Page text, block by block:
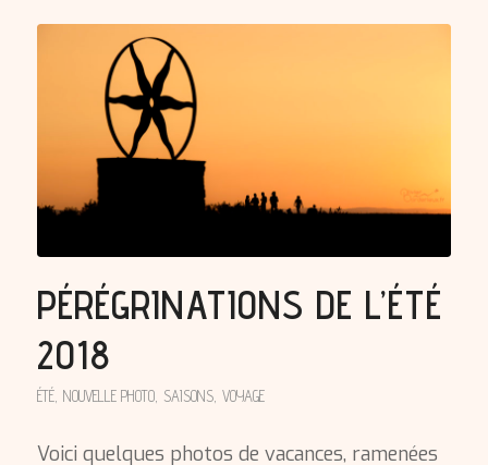
PÉRÉGRINATIONS DE L’ÉTÉ
2018
ÉTÉ, NOUVELLE PHOTO, SAISONS, VOYAGE
Voici quelques photos de vacances, ramenées